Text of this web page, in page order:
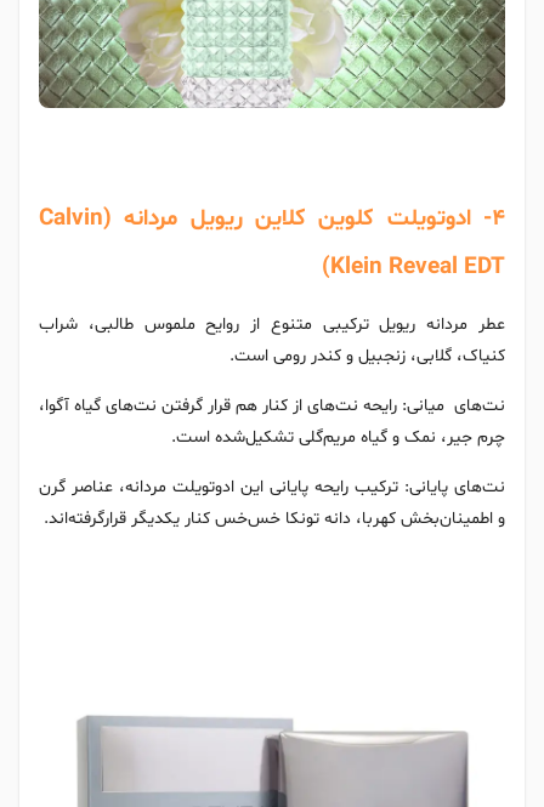
4- ادوتویلت کلوین کلاین ریویل مردانه (Calvin
Klein Reveal EDT)
عطر مردانه ریویل ترکیبی متنوع از روایح ملموس طالبی، شراب
کنیاک، گلابی، زنجبیل و کندر رومی است.
نت‌های میانی: رایحه‌ نت‌های از کنار هم قرار گرفتن نت‌های گیاه آگوا،
چرم جیر، نمک و گیاه مریم‌گلی تشکیل‌شده است.
نت‌های پایانی: ترکیب رایحه پایانی این ادوتویلت مردانه، عناصر گرن
و اطمینان‌بخش کهربا، دانه تونکا خس‌خس کنار یکدیگر قرارگرفته‌اند.